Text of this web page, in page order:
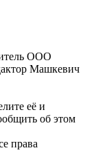
ООО
Машкевич
её и
об этом
права